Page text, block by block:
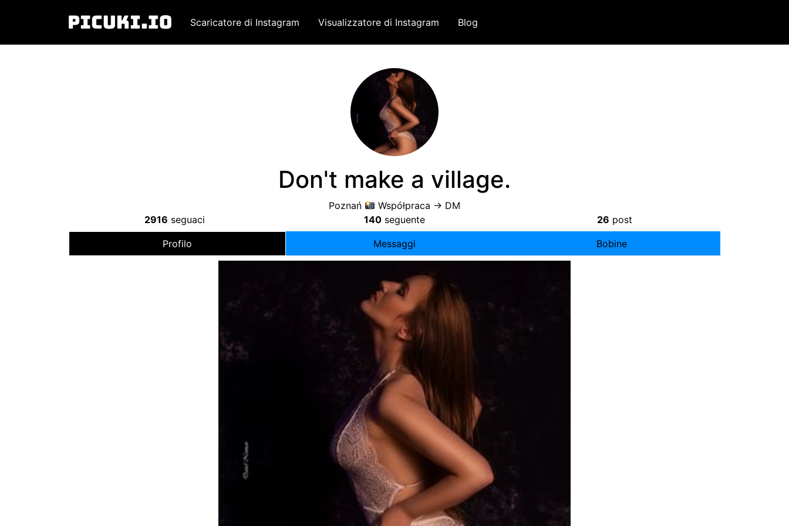
Scaricatore di Instagram Visualizzatore di Instagram Blog
Don't make a village.
Poznań Współpraca - > DM
2916 seguaci 140 seguente 26 post
Profilo Messaggi Bobine